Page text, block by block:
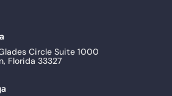
Circle Suite 1000
Florida 33327